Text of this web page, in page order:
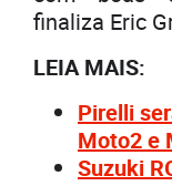
finaliza Eric
LEIA MAIS:
Pirelli
Moto2 e
Suzuki